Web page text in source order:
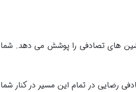
های تصادفی را پوشش می دهد. شما
رضایی در تمام این مسیر در کنار شما